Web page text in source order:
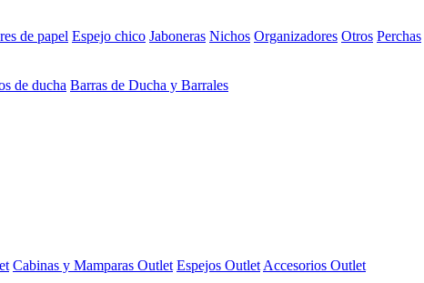
de papel Espejo chico Jaboneras Nichos Organizadores Otros Perchas
de ducha Barras de Ducha y Barrales
Cabinas y Mamparas Outlet Espejos Outlet Accesorios Outlet